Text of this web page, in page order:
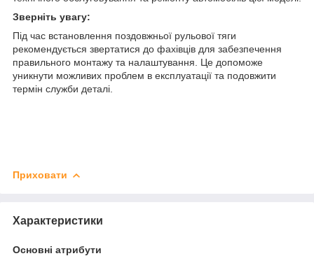
Зверніть увагу:
Під час встановлення поздовжньої рульової тяги
рекомендується звертатися до фахівців для забезпечення
правильного монтажу та налаштування. Це допоможе
уникнути можливих проблем в експлуатації та подовжити
термін служби деталі.
Приховати
Характеристики
Основні атрибути